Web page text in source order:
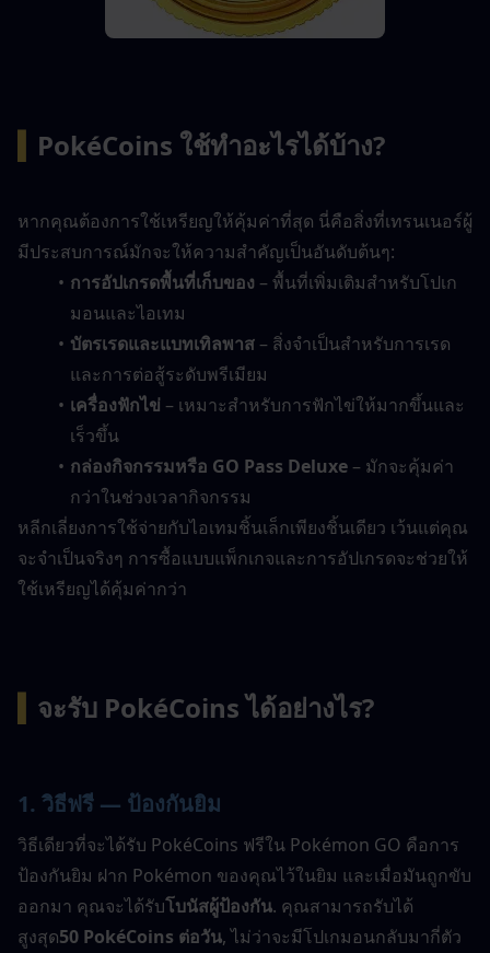
PokéCoins ใช้ทำอะไรได้บ้าง?
หากคุณต้องการใช้เหรียญให้คุ้มค่าที่สุด นี่คือสิ่งที่เทรนเนอร์ผู้
มีประสบการณ์มักจะให้ความสำคัญเป็นอันดับต้นๆ:
การอัปเกรดพื้นที่เก็บของ – พื้นที่เพิ่มเติมสำหรับโปเก
มอนและไอเทม
บัตรเรดและแบทเทิลพาส – สิ่งจำเป็นสำหรับการเรด
และการต่อสู้ระดับพรีเมียม
เครื่องฟักไข่ – เหมาะสำหรับการฟักไข่ให้มากขึ้นและ
เร็วขึ้น
กล่องกิจกรรมหรือ GO Pass Deluxe – มักจะคุ้มค่า
กว่าในช่วงเวลากิจกรรม
หลีกเลี่ยงการใช้จ่ายกับไอเทมชิ้นเล็กเพียงชิ้นเดียว เว้นแต่คุณ
จะจำเป็นจริงๆ การซื้อแบบแพ็กเกจและการอัปเกรดจะช่วยให้
ใช้เหรียญได้คุ้มค่ากว่า
จะรับ PokéCoins ได้อย่างไร?
1. วิธีฟรี — ป้องกันยิม
วิธีเดียวที่จะได้รับ PokéCoins ฟรีใน Pokémon GO คือการ
ป้องกันยิม ฝาก Pokémon ของคุณไว้ในยิม และเมื่อมันถูกขับ
ออกมา คุณจะได้รับโบนัสผู้ป้องกัน. คุณสามารถรับได้
สูงสุด50 PokéCoins ต่อวัน, ไม่ว่าจะมีโปเกมอนกลับมากี่ตัว